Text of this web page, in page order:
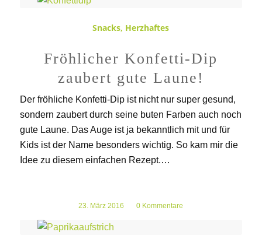
Snacks, Herzhaftes
Fröhlicher Konfetti-Dip
zaubert gute Laune!
Der fröhliche Konfetti-Dip ist nicht nur super gesund,
sondern zaubert durch seine buten Farben auch noch
gute Laune. Das Auge ist ja bekanntlich mit und für
Kids ist der Name besonders wichtig. So kam mir die
Idee zu diesem einfachen Rezept.…
23. März 2016
/ 0 Kommentare